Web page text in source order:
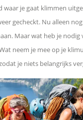
waar je gaat klimmen
gecheckt. Nu alleen
Maar wat heb je nodig
neem je mee op je
je niets belangrijks